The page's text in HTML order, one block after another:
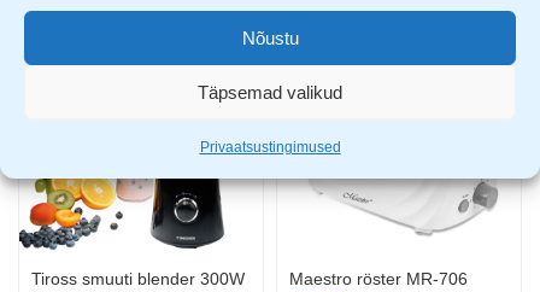
Nõustu
Täpsemad valikud
Privaatsustingimused
Tiross smuuti blender 300W
Maestro röster MR-706